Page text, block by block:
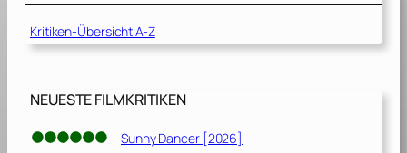
Kritiken-Übersicht A-Z
NEUESTE FILMKRITIKEN
Sunny Dancer [2026]